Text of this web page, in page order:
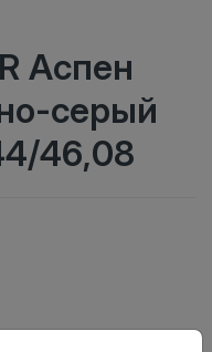
Аспен
серый
46,08